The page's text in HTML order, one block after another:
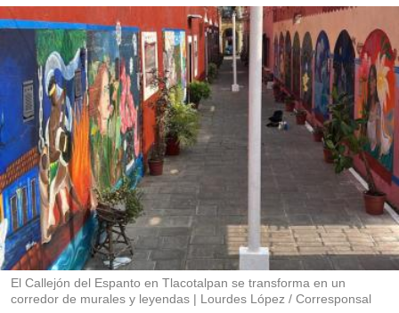
i
o
n
e
s
d
e
c
o
m
p
a
r
t
i
r
r
d
a
r
El Callejón del Espanto en Tlacotalpan se transforma en un
corredor de murales y leyendas
Lourdes López / Corresponsal